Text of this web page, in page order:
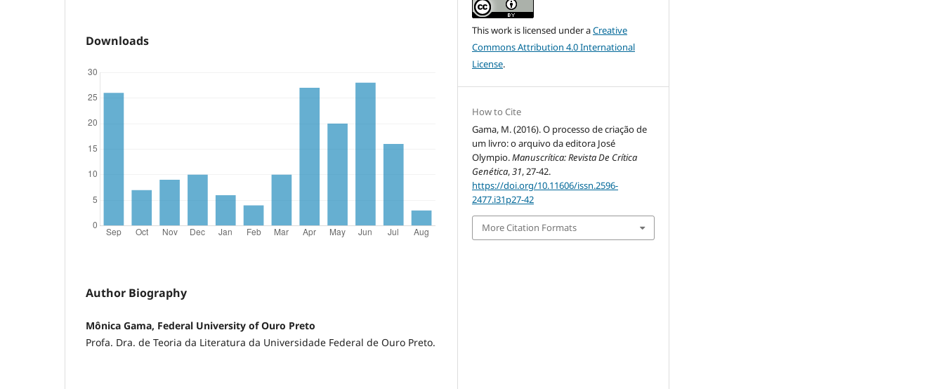
Downloads
Author Biography
Mônica Gama, Federal University of Ouro Preto
Profa. Dra. de Teoria da Literatura da Universidade Federal de Ouro Preto.
This work is licensed under aCreative
Commons Attribution 4.0 International
License.
How to Cite
Gama, M. (2016). O processo de criação de
um livro: o arquivo da editora José
Olympio.Manuscrítica: Revista De Crítica
Genética,31, 27-42.
https://doi.org/10.11606/issn.2596-
2477.i31p27-42
More Citation Formats